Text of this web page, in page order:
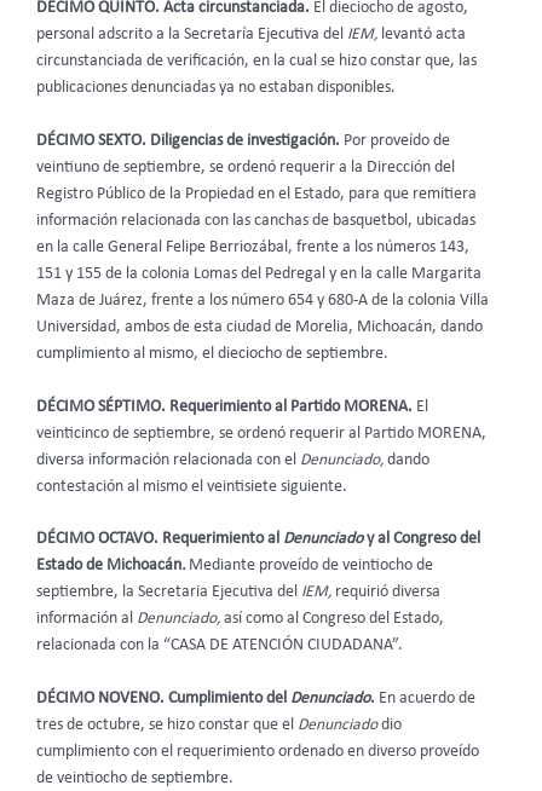
DÉCIMO QUINTO. Acta circunstanciada. El dieciocho de agosto,
personal adscrito a la Secretaría Ejecutiva del IEM, levantó acta
circunstanciada de verificación, en la cual se hizo constar que, las
publicaciones denunciadas ya no estaban disponibles.
DÉCIMO SEXTO. Diligencias de investigación. Por proveído de
veintiuno de septiembre, se ordenó requerir a la Dirección del
Registro Público de la Propiedad en el Estado, para que remitiera
información relacionada con las canchas de basquetbol, ubicadas
en la calle General Felipe Berriozábal, frente a los números 143,
151 y 155 de la colonia Lomas del Pedregal y en la calle Margarita
Maza de Juárez, frente a los número 654 y 680-A de la colonia Villa
Universidad, ambos de esta ciudad de Morelia, Michoacán, dando
cumplimiento al mismo, el dieciocho de septiembre.
DÉCIMO SÉPTIMO. Requerimiento al Partido MORENA. El
veinticinco de septiembre, se ordenó requerir al Partido MORENA,
diversa información relacionada con el Denunciado, dando
contestación al mismo el veintisiete siguiente.
DÉCIMO OCTAVO. Requerimiento al Denunciadoy al Congreso del
Estado de Michoacán. Mediante proveído de veintiocho de
septiembre, la Secretaria Ejecutiva del IEM, requirió diversa
información al Denunciado, así como al Congreso del Estado,
relacionada con la “CASA DE ATENCIÓN CIUDADANA”.
DÉCIMO NOVENO. Cumplimiento del Denunciado. En acuerdo de
tres de octubre, se hizo constar que el Denunciadodio
cumplimiento con el requerimiento ordenado en diverso proveído
de veintiocho de septiembre.